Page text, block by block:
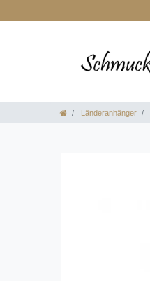
Länderanhänger